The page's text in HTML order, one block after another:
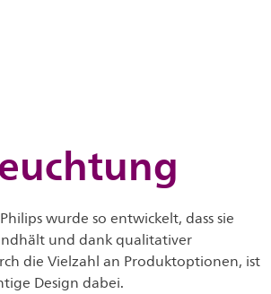
wurde so entwickelt, dass sie
und dank qualitativer
die Vielzahl an Produktoptionen, ist
Design dabei.